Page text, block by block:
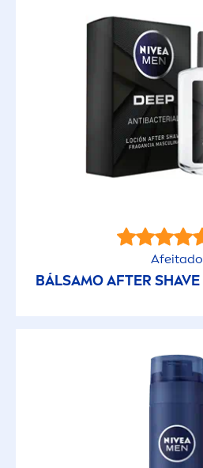
Afeitado
BÁLSAMO AFTER SHAVE